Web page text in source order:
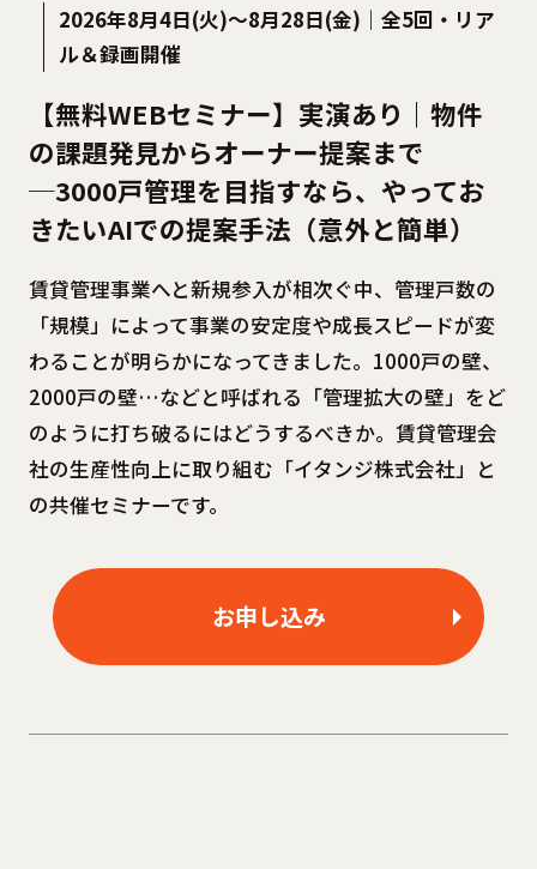
2026年8月4日(火)～8月28日(金)｜全5回・リア
ル＆録画開催
【無料WEBセミナー】実演あり｜物件
の課題発見からオーナー提案まで
─3000戸管理を目指すなら、やってお
きたいAIでの提案手法（意外と簡単）
賃貸管理事業へと新規参入が相次ぐ中、管理戸数の
「規模」によって事業の安定度や成長スピードが変
わることが明らかになってきました。1000戸の壁、
2000戸の壁…などと呼ばれる「管理拡大の壁」をど
のように打ち破るにはどうするべきか。賃貸管理会
社の生産性向上に取り組む「イタンジ株式会社」と
の共催セミナーです。
お申し込み